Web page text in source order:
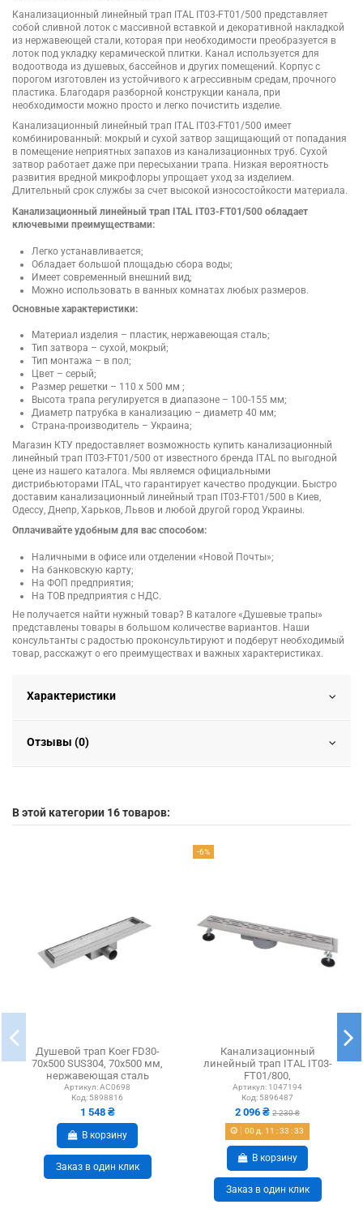
Канализационный линейный трап ITAL IT03-FT01/500 представляет
собой сливной лоток с массивной вставкой и декоративной накладкой
из нержавеющей стали, которая при необходимости преобразуется в
лоток под укладку керамической плитки. Канал используется для
водоотвода из душевых, бассейнов и других помещений. Корпус с
порогом изготовлен из устойчивого к агрессивным средам, прочного
пластика. Благодаря разборной конструкции канала, при
необходимости можно просто и легко почистить изделие.
Канализационный линейный трап ITAL IT03-FT01/500 имеет
комбинированный: мокрый и сухой затвор защищающий от попадания
в помещение неприятных запахов из канализационных труб. Сухой
затвор работает даже при пересыхании трапа. Низкая вероятность
развития вредной микрофлоры упрощает уход за изделием.
Длительный срок службы за счет высокой износостойкости материала.
Канализационный линейный трап ITAL IT03-FT01/500 обладает
ключевыми преимуществами:
Легко устанавливается;
Обладает большой площадью сбора воды;
Имеет современный внешний вид;
Можно использовать в ванных комнатах любых размеров.
Основные характеристики:
Материал изделия – пластик, нержавеющая сталь;
Тип затвора – сухой, мокрый;
Тип монтажа – в пол;
Цвет – серый;
Размер решетки – 110 х 500 мм ;
Высота трапа регулируется в диапазоне – 100-155 мм;
Диаметр патрубка в канализацию – диаметр 40 мм;
Страна-производитель – Украина;
Магазин КТУ предоставляет возможность купить канализационный
линейный трап IT03-FT01/500 от известного бренда ITAL по выгодной
цене из нашего каталога. Мы являемся официальными
дистрибьюторами ITAL, что гарантирует качество продукции. Быстро
доставим канализационный линейный трап IT03-FT01/500 в Киев,
Одессу, Днепр, Харьков, Львов и любой другой город Украины.
Оплачивайте удобным для вас способом:
Наличными в офисе или отделении «Новой Почты»;
На банковскую карту;
На ФОП предприятия;
На ТОВ предприятия с НДС.
Не получается найти нужный товар? В каталоге «Душевые трапы»
представлены товары в большом количестве вариантов. Наши
консультанты с радостью проконсультируют и подберут необходимый
товар, расскажут о его преимуществах и важных характеристиках.
Характеристики
Отзывы (0)
В этой категории 16 товаров:
Душевой трап Koer FD30-
70x500 SUS304, 70x500 мм,
нержавеющая сталь
Артикул:AC0698
Код: 5898816
1 548 ₴
В корзину
Заказ в один клик
-6%
Канализационный
линейный трап ITAL IT03-
FT01/800,
комбинированный затвор
Артикул: 1047194
Код: 5896487
2 096 ₴ 2 230 ₴
00 д. 11 :33 :32
В корзину
Заказ в один клик